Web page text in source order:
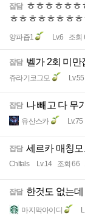
잡담 ㅎㅎㅎㅎㅎ
ㅎㅎㅎㅎㅎㅎㅎ
양파즙1 Lv.6 조회
잡담 벨가 2회 미만
쥬라기코그모 Lv.55
잡담 나 빼고 다 무
유산스카 Lv.75
잡담 세르카 매칭
Chltals Lv.14 조회 66
잡담 한것도 없는
마지막아이디